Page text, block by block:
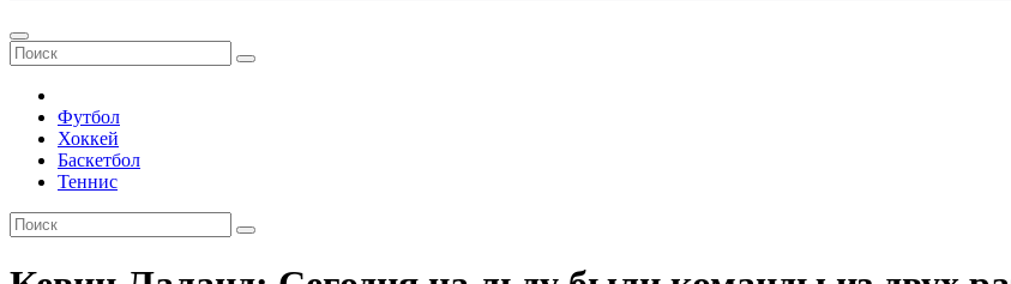
Футбол
Хоккей
Баскетбол
Теннис